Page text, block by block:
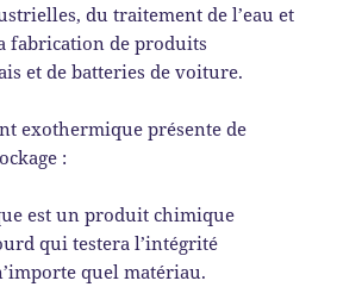
du traitement de l’eau et
fabrication de produits
et de batteries de voiture.
exothermique présente de
:
est un produit chimique
qui testera l’intégrité
quel matériau.